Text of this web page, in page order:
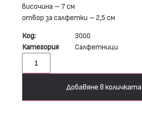
височина – 7 см
отвор за салфетки – 2,5 см
Код:
3000
Категория
Салфетници
Добавяне в количката